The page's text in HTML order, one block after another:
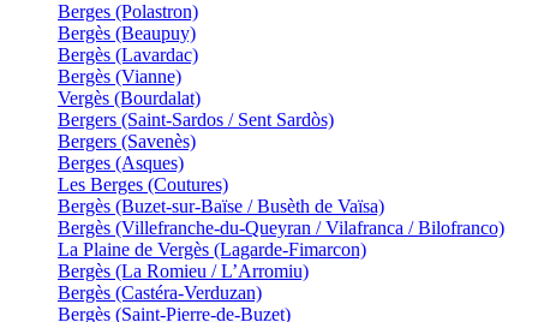
Berges (Polastron)
Bergès (Beaupuy)
Bergès (Lavardac)
Bergès (Vianne)
Vergès (Bourdalat)
Bergers (Saint-Sardos / Sent Sardòs)
Bergers (Savenès)
Berges (Asques)
Les Berges (Coutures)
Bergès (Buzet-sur-Baïse / Busèth de Vaïsa)
Bergès (Villefranche-du-Queyran / Vilafranca / Bilofranco)
La Plaine de Vergès (Lagarde-Fimarcon)
Bergès (La Romieu / L’Arromiu)
Bergès (Castéra-Verduzan)
Bergès (Saint-Pierre-de-Buzet)